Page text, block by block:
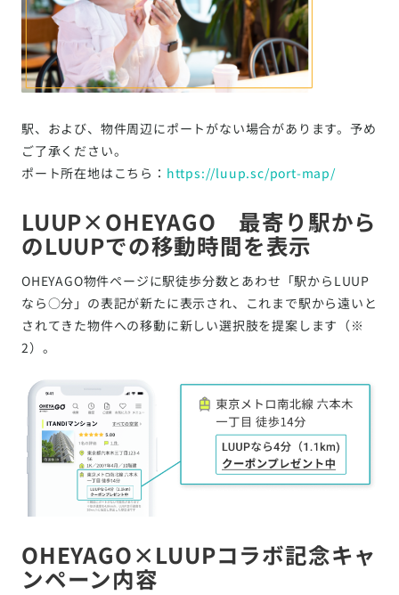
駅、および、物件周辺にポートがない場合があります。予め
ご了承ください。
ポート所在地はこちら： https://luup.sc/port-map/
LUUP×OHEYAGO 最寄り駅から
のLUUPでの移動時間を表示
OHEYAGO物件ページに駅徒歩分数とあわせ「駅からLUUP
なら○分」の表記が新たに表示され、これまで駅から遠いと
されてきた物件への移動に新しい選択肢を提案します（※
2）。
OHEYAGO×LUUPコラボ記念キャ
ンペーン内容